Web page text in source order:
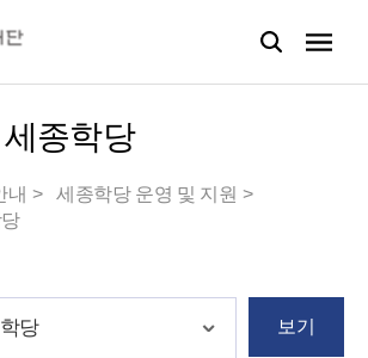
종학당
내
세종학당 운영 및 지원
보기